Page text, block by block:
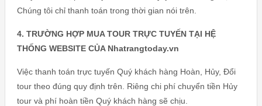
Chúng tôi chỉ thanh toán trong thời gian nói trên.
4. TRƯỜNG HỢP MUA TOUR TRỰC TUYẾN TẠI HỆ
THỐNG WEBSITE CỦA Nhatrangtoday.vn
Việc thanh toán trực tuyến Quý khách hàng Hoàn, Hủy, Đổi
tour theo đúng quy định trên. Riêng chi phí chuyển tiền Hủy
tour và phí hoàn tiền Quý khách hàng sẽ chịu.